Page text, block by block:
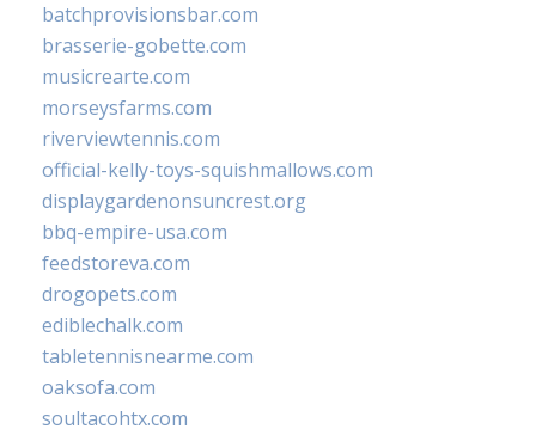
batchprovisionsbar.com
brasserie-gobette.com
musicrearte.com
morseysfarms.com
riverviewtennis.com
official-kelly-toys-squishmallows.com
displaygardenonsuncrest.org
bbq-empire-usa.com
feedstoreva.com
drogopets.com
ediblechalk.com
tabletennisnearme.com
oaksofa.com
soultacohtx.com